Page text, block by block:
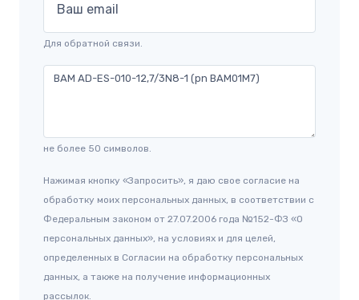
Ваш email
Для обратной связи.
не более 50 символов.
Нажимая кнопку «Запросить», я даю свое согласие на
обработку моих персональных данных, в соответствии с
Федеральным законом от 27.07.2006 года №152-ФЗ «О
персональных данных», на условиях и для целей,
определенных в Согласии на обработку персональных
данных, а также на получение информационных
рассылок.